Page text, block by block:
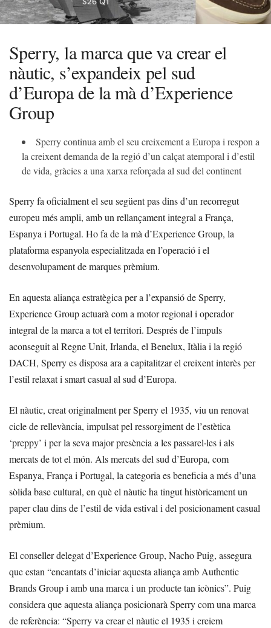
Sperry, la marca que va crear el
nàutic, s’expandeix pel sud
d’Europa de la mà d’Experience
Group
Sperry continua amb el seu creixement a Europa i respon a
la creixent demanda de la regió d’un calçat atemporal i d’estil
de vida, gràcies a una xarxa reforçada al sud del continent
Sperry fa oficialment el seu següent pas dins d’un recorregut
europeu més ampli, amb un rellançament integral a França,
Espanya i Portugal. Ho fa de la mà d’Experience Group, la
plataforma espanyola especialitzada en l’operació i el
desenvolupament de marques prèmium.
En aquesta aliança estratègica per a l’expansió de Sperry,
Experience Group actuarà com a motor regional i operador
integral de la marca a tot el territori. Després de l’impuls
aconseguit al Regne Unit, Irlanda, el Benelux, Itàlia i la regió
DACH, Sperry es disposa ara a capitalitzar el creixent interès per
l’estil relaxat i smart casual al sud d’Europa.
El nàutic, creat originalment per Sperry el 1935, viu un renovat
cicle de rellevància, impulsat pel ressorgiment de l’estètica
‘preppy’ i per la seva major presència a les passarel·les i als
mercats de tot el món. Als mercats del sud d’Europa, com
Espanya, França i Portugal, la categoria es beneficia a més d’una
sòlida base cultural, en què el nàutic ha tingut històricament un
paper clau dins de l’estil de vida estival i del posicionament casual
prèmium.
El conseller delegat d’Experience Group, Nacho Puig, assegura
que estan “encantats d’iniciar aquesta aliança amb Authentic
Brands Group i amb una marca i un producte tan icònics”. Puig
considera que aquesta aliança posicionarà Sperry com una marca
de referència: “Sperry va crear el nàutic el 1935 i creiem